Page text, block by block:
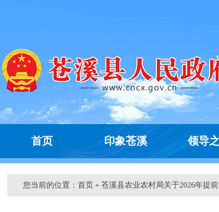
首页 印象苍溪 领导
您当前的位置： 首页 » 苍溪县农业农村局关于2026年提